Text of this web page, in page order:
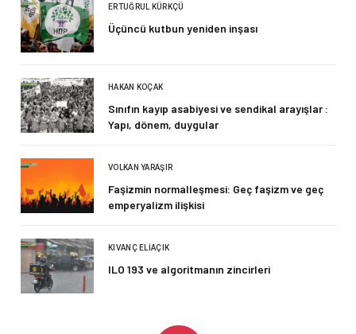
ERTUĞRUL KÜRKÇÜ
Üçüncü kutbun yeniden inşası
HAKAN KOÇAK
Sınıfın kayıp asabiyesi ve sendikal arayışlar :
Yapı, dönem, duygular
VOLKAN YARAŞIR
Faşizmin normalleşmesi: Geç faşizm ve geç
emperyalizm ilişkisi
KIVANÇ ELIAÇIK
ILO 193 ve algoritmanın zincirleri